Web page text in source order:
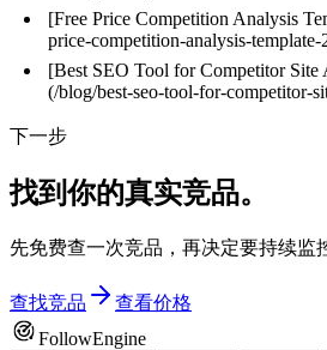
[Free Price Competition Analysis
price-competition-analysis-template-
[Best SEO Tool for Competitor Site
(/blog/best-seo-tool-for-competitor-
下一步
找到你的真实竞品。
先免费查一次竞品，再决定要持续监
查找竞品
查看价格
FollowEngine